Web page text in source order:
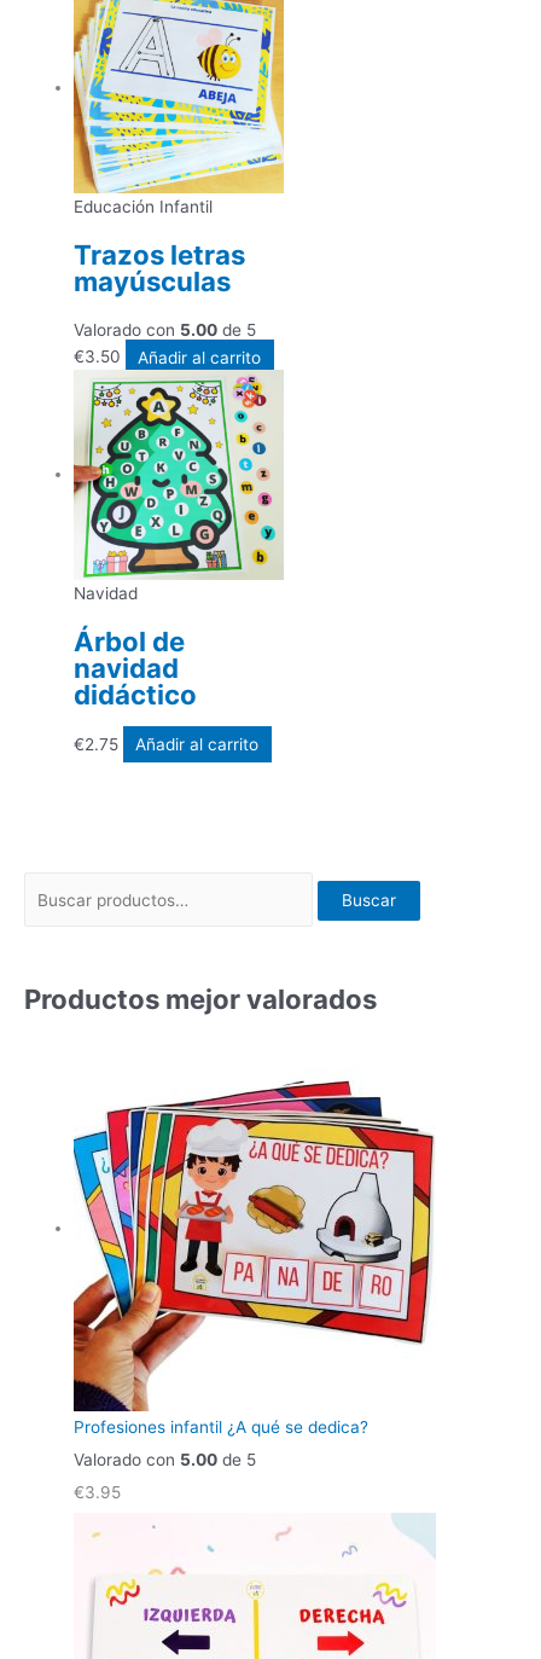
Educación Infantil
Trazos letras
mayúsculas
Valorado con 5.00 de 5
€3.50 Añadir al carrito
Navidad
Árbol de
navidad
didáctico
€2.75 Añadir al carrito
Buscar
Productos mejor valorados
Profesiones infantil ¿A qué se dedica?
Valorado con 5.00 de 5
€3.95